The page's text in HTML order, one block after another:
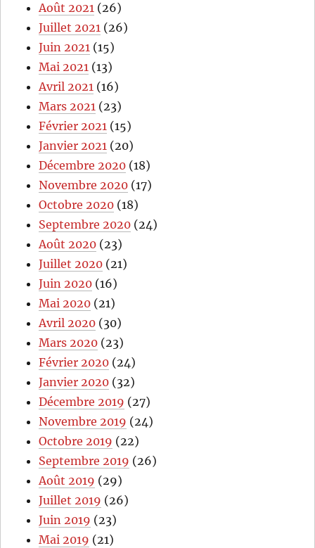
Août 2021 (26)
Juillet 2021 (26)
Juin 2021 (15)
Mai 2021 (13)
Avril 2021 (16)
Mars 2021 (23)
Février 2021 (15)
Janvier 2021 (20)
Décembre 2020 (18)
Novembre 2020 (17)
Octobre 2020 (18)
Septembre 2020 (24)
Août 2020 (23)
Juillet 2020 (21)
Juin 2020 (16)
Mai 2020 (21)
Avril 2020 (30)
Mars 2020 (23)
Février 2020 (24)
Janvier 2020 (32)
Décembre 2019 (27)
Novembre 2019 (24)
Octobre 2019 (22)
Septembre 2019 (26)
Août 2019 (29)
Juillet 2019 (26)
Juin 2019 (23)
Mai 2019 (21)